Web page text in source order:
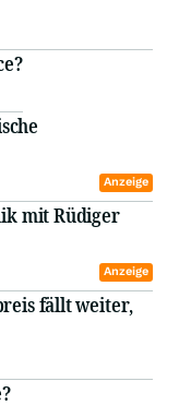
Anzeige
mit Rüdiger
Anzeige
fällt weiter,